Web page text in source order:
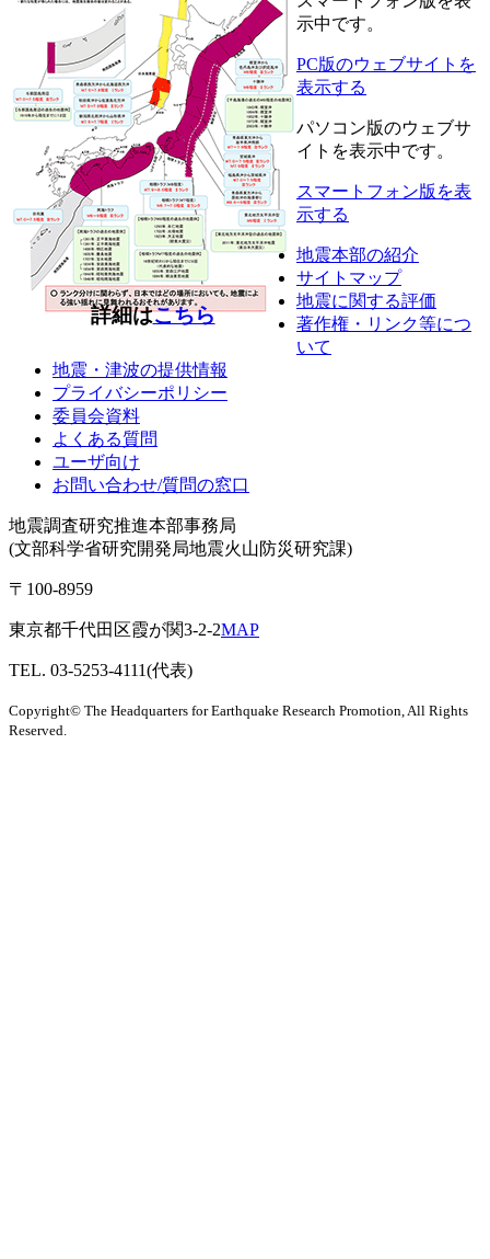
詳細はこちら
示中です。
PC版のウェブサイトを
表示する
パソコン版のウェブサ
イトを表示中です。
スマートフォン版を表
示する
地震本部の紹介
サイトマップ
地震に関する評価
著作権・リンク等につ
いて
地震・津波の提供情報
プライバシーポリシー
委員会資料
よくある質問
ユーザ向け
お問い合わせ/質問の窓口
地震調査研究推進本部事務局
(文部科学省研究開発局地震火山防災研究課)
〒100-8959
東京都千代田区霞が関3-2-2MAP
TEL. 03-5253-4111(代表)
Copyright© The Headquarters for Earthquake Research Promotion, All Rights
Reserved.